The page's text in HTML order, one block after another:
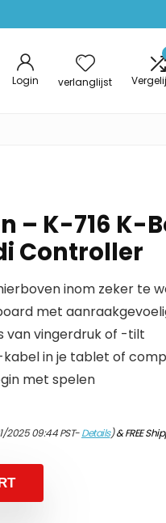
Login verlanglijst
– K-716 K-
Controller
inom zeker te
met
van vingerdruk of -tilt
kabel in je tablet of
met spelen
2025 09:44 PST-Details)&FREE